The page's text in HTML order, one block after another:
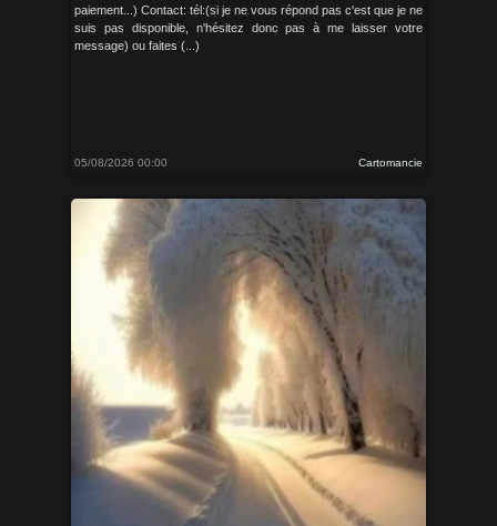
paiement...) Contact: tél:(si je ne vous répond pas c'est que je ne
suis pas disponible, n'hésitez donc pas à me laisser votre
message) ou faites (...)
05/08/2026 00:00 Cartomancie